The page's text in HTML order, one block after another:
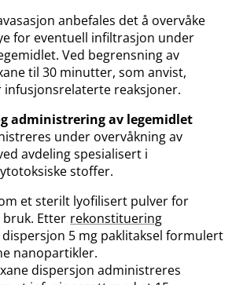
anbefales det å overvåke
for eventuell infiltrasjon under
Ved begrensning av
til 30 minutter, som anvist,
reaksjoner.
administrering av legemidlet
under overvåkning av
avdeling spesialisert i
stoffer.
et sterilt lyofilisert pulver for
Etter rekonstituering
5 mg paklitaksel formulert
nanopartikler.
dispersjon administreres